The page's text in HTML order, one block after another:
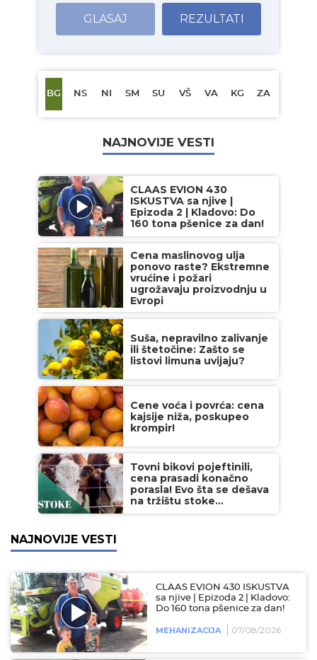
GLASAJ REZULTATI
BG NS NI SM SU VŠ VA KG ZA
NAJNOVIJE VESTI
CLAAS EVION 430
ISKUSTVA sa njive |
Epizoda 2 | Kladovo: Do
160 tona pšenice za dan!
Cena maslinovog ulja
ponovo raste? Ekstremne
vrućine i požari
ugrožavaju proizvodnju u
Evropi
Suša, nepravilno zalivanje
ili štetočine: Zašto se
listovi limuna uvijaju?
Cene voća i povrća: cena
kajsije niža, poskupeo
krompir!
Tovni bikovi pojeftinili,
cena prasadi konačno
porasla! Evo šta se dešava
na tržištu stoke...
NAJNOVIJE VESTI
CLAAS EVION 430 ISKUSTVA
sa njive | Epizoda 2 | Kladovo:
Do 160 tona pšenice za dan!
MEHANIZACIJA 07/08/2026